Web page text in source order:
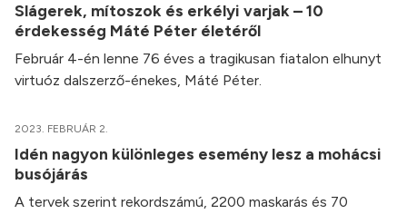
Slágerek, mítoszok és erkélyi varjak – 10
érdekesség Máté Péter életéről
Február 4-én lenne 76 éves a tragikusan fiatalon elhunyt
virtuóz dalszerző-énekes, Máté Péter.
2023. FEBRUÁR 2.
Idén nagyon különleges esemény lesz a mohácsi
busójárás
A tervek szerint rekordszámú, 2200 maskarás és 70